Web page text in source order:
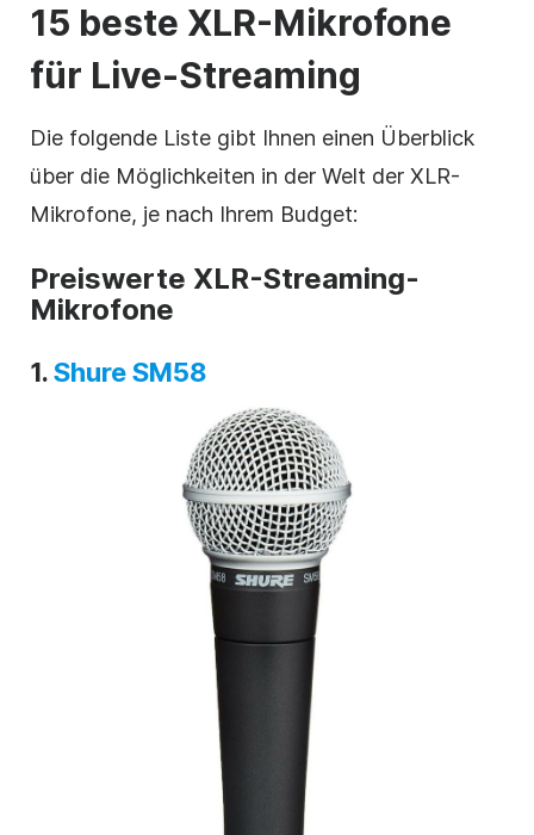
15 beste XLR-Mikrofone
für Live-Streaming
Die folgende Liste gibt Ihnen einen Überblick
über die Möglichkeiten in der Welt der XLR-
Mikrofone, je nach Ihrem Budget:
Preiswerte XLR-Streaming-
Mikrofone
1.Shure SM58